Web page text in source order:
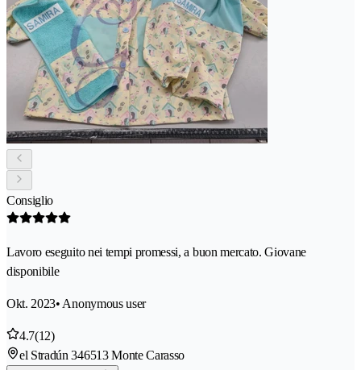
Consiglio
Lavoro eseguito nei tempi promessi, a buon mercato. Giovane
disponibile
Okt. 2023• Anonymous user
4.7(12)
el Stradún 346513 Monte Carasso